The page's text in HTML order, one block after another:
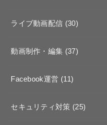
ライブ動画配信 (30)
動画制作・編集 (37)
Facebook運営 (11)
セキュリティ対策 (25)